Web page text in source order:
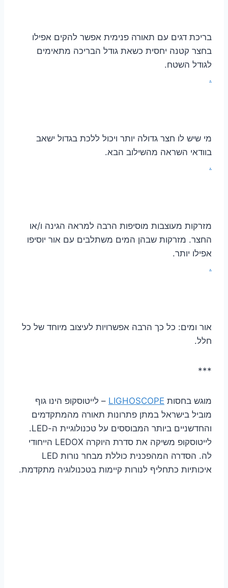
בריכת דגים עם תאורה פנימית אפשר להקים אפילו
בחצר קטנה יחסית כשאת גודל הבריכה מתאימים
לגודל השטח.
.
מי שיש לו חצר גדולה יותר ויכול ללכת בגדול ישאב
בוודאי השראה מהשילוב הבא.
.
מזרקות מעוצבות מוסיפות הרבה למראה הגינה ו/או
החצר. מזרקות שבהן המים משתלבים עם אור יוסיפו
אפילו יותר.
.
אור ומים: כל כך הרבה אפשרויות לעיצוב מיוחד של כל
חלל.
***
מוגש בחסות LIGHOSCOPE – לייטוסקופ הינו גוף
מוביל בישראל במתן פתרונות תאורה מהמתקדמים
והחדשניים ביותר המבוססים על טכנולוגיית ה-LED.
לייטוסקופ משיקה את סדרת היוקרה LEDOX הייחודי
לה. הסדרה המהפכנית כוללת מבחר נורות LED
איכותיות כתחליף לנורות קיימות בטכנולוגיה מתקדמת.